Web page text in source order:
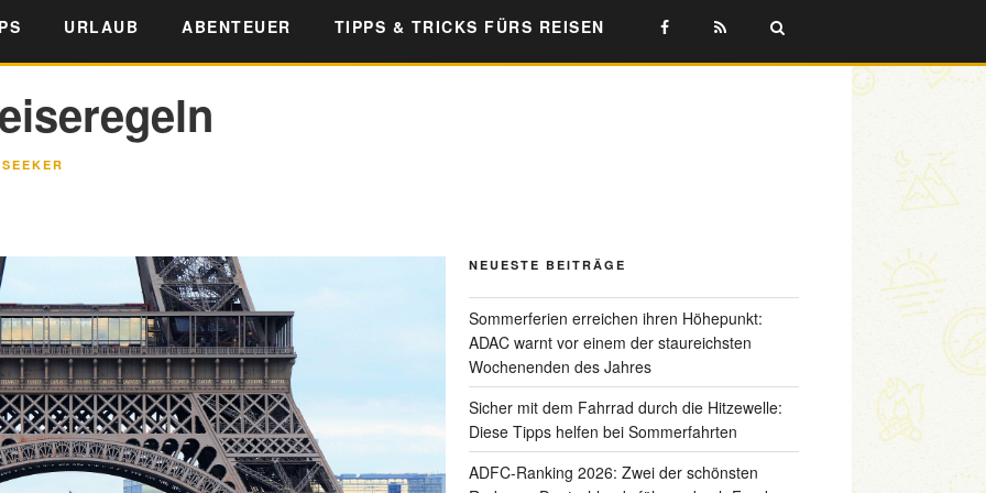
URLAUB ABENTEUER TIPPS & TRICKS FÜRS REISEN
NEUESTE BEITRÄGE
Sommerferien erreichen ihren Höhepunkt:
ADAC warnt vor einem der staureichsten
Wochenenden des Jahres
Sicher mit dem Fahrrad durch die Hitzewelle:
Diese Tipps helfen bei Sommerfahrten
ADFC-Ranking 2026: Zwei der schönsten